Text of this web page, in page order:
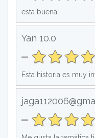
esta buena
Yan 10.0
Esta historia es muy